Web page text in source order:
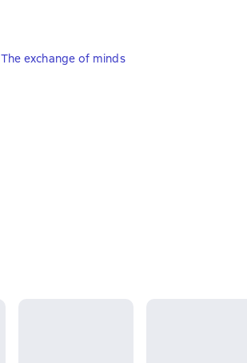
The exchange of minds